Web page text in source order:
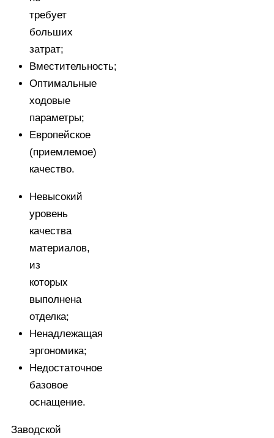
требует
больших
затрат;
Вместительность;
Оптимальные
ходовые
параметры;
Европейское
(приемлемое)
качество.
Невысокий
уровень
качества
материалов,
из
которых
выполнена
отделка;
Ненадлежащая
эргономика;
Недостаточное
базовое
оснащение.
Заводской